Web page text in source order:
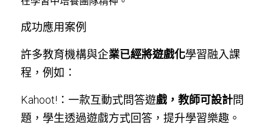
成功應用案例
許多教育機構與企業已經將遊戲化學習融入課
程，例如：
Kahoot!：一款互動式問答遊戲，教師可設計問
題，學生透過遊戲方式回答，提升學習樂趣。